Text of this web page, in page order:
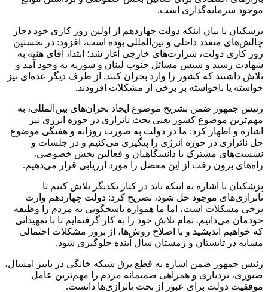
موجود سرمایه‌گذاری است.
پزشکیان با بیان اینکه دولت چهاردهم از اولین روز کاری خود دچار
چالش‌های متعدد داخلی و بین‌المللی بوده است، افزود: در نخستین
روز کاری دولت، شرارت‌های خارجی آغاز شد؛ ابتدا، آقای هنیه به
شهادت رسید و سپس مسائل جنوب لبنان و سوریه به وجود آمد و
تلاش داشتند که کشور را وارد بحران کنند. از طرف دیگر عده‌ای نیز
خواسته یا ناخواسته بر برخی از مشکلات افزودند.
رئیس جمهور ضمن تشریح موضوع ایجاد بحران‌های بین‌المللی، به
مهم‌ترین موضوع کشور یعنی بحث ناترازی در حوزه انرژی نیز
اشاره و اظهار کرد: ما در دولت به صورت روزانه و هفتگی موضوع
حل ناترازی در حوزه انرژی را پیگیری می‌کنیم و در جلسات و
نشست‌های مشترک با دانشگاهیان و فعالین بخش خصوصی،
راه‌های برون رفت از این معضل را مورد ارزیابی قرار می‌دهیم.
پزشکیان با اشاره به اینکه باید در کنار یکدیگر تلاش کنیم تا
ناترازی‌های موجود حل شود، تصریح کرد: دولت چهاردهم وارث
برخی مشکلات است، اما ما همواره پاسخگویی به مردم را وظیفه
خودمان می‌دانیم. تمام تلاش خود را به کار گرفته‌ایم تا با تمهیداتی
که خواهیم اندیشید و با اصلاح روش‌ها، از بروز مشکلات احتمالی
مشابه در تابستان و زمستان سال آینده جلوگیری شود.
رئیس جمهور ضمن اشاره به قطع برق شبکه خانگی در پاییز امسال،
صبوری، بردباری و همراهی صمیمانه مردم را مهم‌ترین عامل
موفقیت دولت برای عبور از بحث ناترازی‌ها دانست.